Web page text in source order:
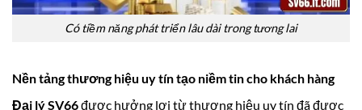
Có tiềm năng phát triển lâu dài trong tương lai
Nền tảng thương hiệu uy tín tạo niềm tin cho khách hàng
Đại lý SV66được hưởng lợi từ thương hiệu uy tín đã được